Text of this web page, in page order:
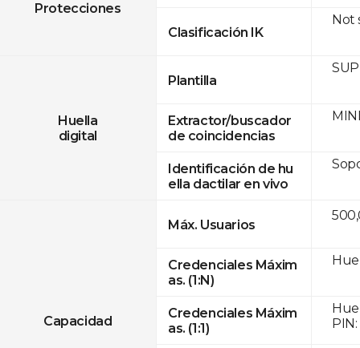
Protecciones
Clasificación IK
Huella
digital
Plantilla
Extractor/buscador
de coincidencias
Identificación de hu
ella dactilar en vivo
Capacidad
Máx. Usuarios
Credenciales Máxim
as. (1:N)
Credenciales Máxim
as. (1:1)
Not